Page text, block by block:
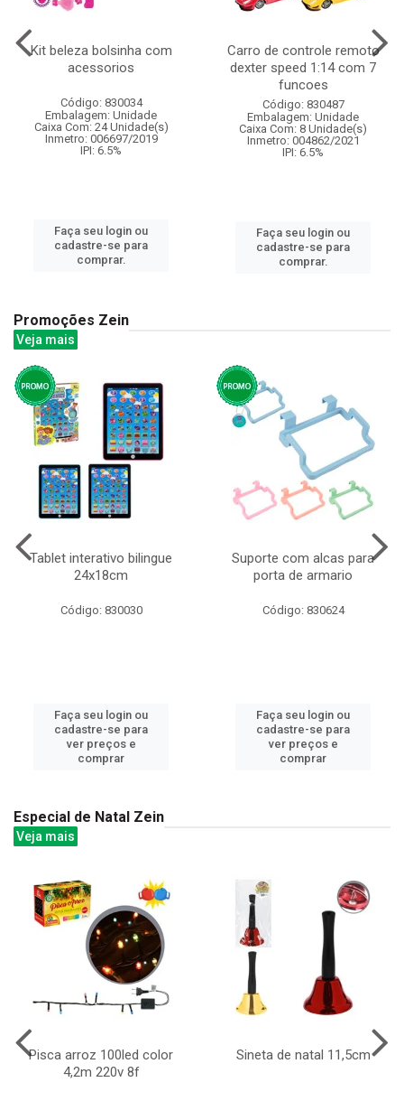
Kit beleza bolsinha com
acessorios
Código: 830034
Embalagem: Unidade
Caixa Com: 24 Unidade(s)
Inmetro: 006697/2019
IPI: 6.5%
Faça seu login ou
cadastre-se para
comprar.
Carro de controle remoto
dexter speed 1:14 com 7
funcoes
Código: 830487
Embalagem: Unidade
Caixa Com: 8 Unidade(s)
Inmetro: 004862/2021
IPI: 6.5%
Faça seu login ou
cadastre-se para
comprar.
Promoções Zein
Veja mais
Tablet interativo bilingue
24x18cm
Código: 830030
Faça seu login ou
cadastre-se para
ver preços e
comprar
Suporte com alcas para
porta de armario
Código: 830624
Faça seu login ou
cadastre-se para
ver preços e
comprar
Especial de Natal Zein
Veja mais
Pisca arroz 100led color
4,2m 220v 8f
Sineta de natal 11,5cm